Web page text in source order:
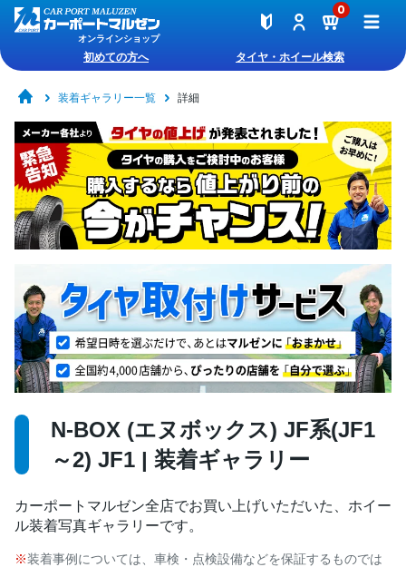
オンラインショップ
0
初めての方へ タイヤ・ホイール検索
装着ギャラリー一覧 詳細
N-BOX (エヌボックス) JF系(JF1
～2) JF1 | 装着ギャラリー
カーポートマルゼン全店でお買い上げいただいた、ホイー
ル装着写真ギャラリーです。
装着事例については、車検・点検設備などを保証するものでは